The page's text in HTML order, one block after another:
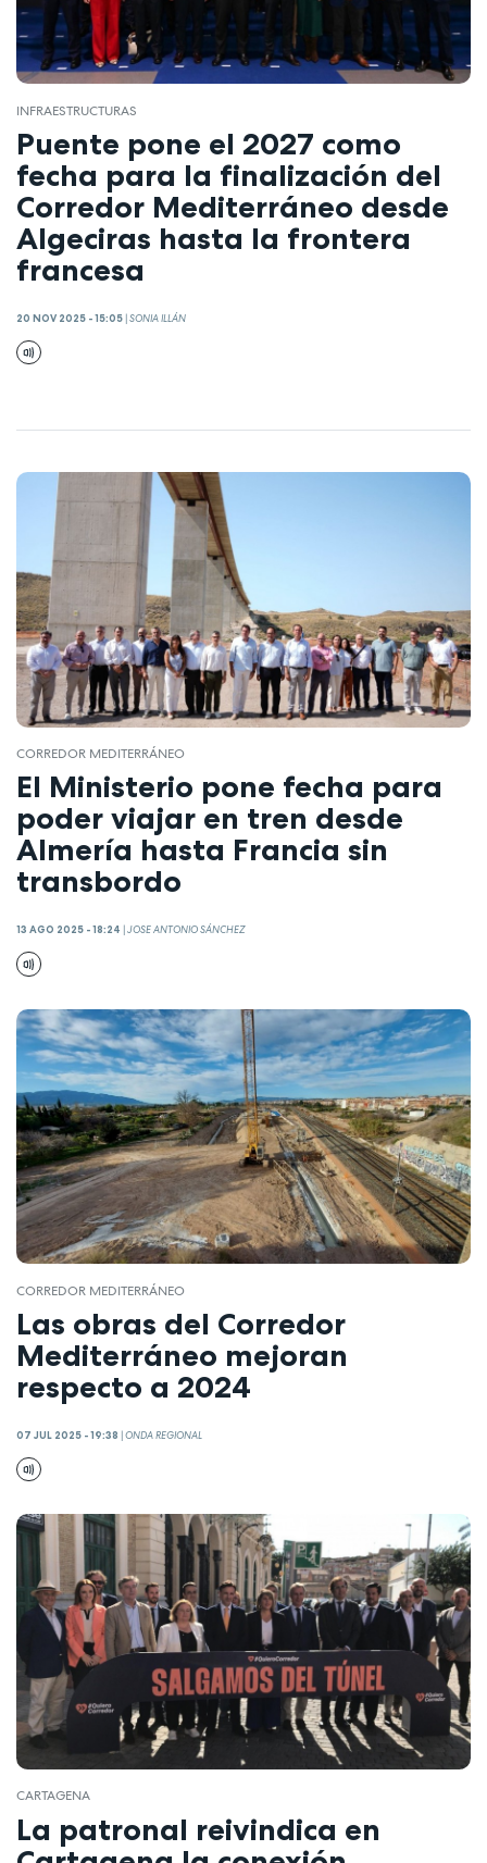
INFRAESTRUCTURAS
Puente pone el 2027 como
fecha para la finalización del
Corredor Mediterráneo desde
Algeciras hasta la frontera
francesa
20 NOV 2025 - 15:05 |SONIA ILLÁN
CORREDOR MEDITERRÁNEO
El Ministerio pone fecha para
poder viajar en tren desde
Almería hasta Francia sin
transbordo
13 AGO 2025 - 18:24 |JOSE ANTONIO SÁNCHEZ
CORREDOR MEDITERRÁNEO
Las obras del Corredor
Mediterráneo mejoran
respecto a 2024
07 JUL 2025 - 19:38 |ONDA REGIONAL
CARTAGENA
La patronal reivindica en